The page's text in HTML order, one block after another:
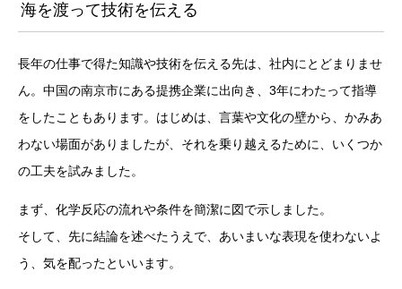
海を渡って技術を伝える
長年の仕事で得た知識や技術を伝える先は、社内にとどまりませ
ん。中国の南京市にある提携企業に出向き、3年にわたって指導
をしたこともあります。はじめは、言葉や文化の壁から、かみあ
わない場面がありましたが、それを乗り越えるために、いくつか
の工夫を試みました。
まず、化学反応の流れや条件を簡潔に図で示しました。
そして、先に結論を述べたうえで、あいまいな表現を使わないよ
う、気を配ったといいます。